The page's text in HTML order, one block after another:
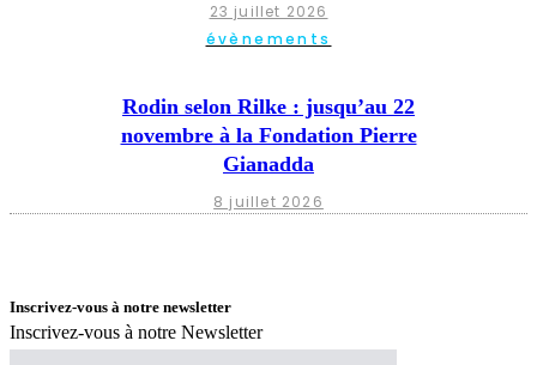
23 juillet 2026
évènements
Rodin selon Rilke : jusqu’au 22
novembre à la Fondation Pierre
Gianadda
8 juillet 2026
Inscrivez-vous à notre newsletter
Inscrivez-vous à notre Newsletter